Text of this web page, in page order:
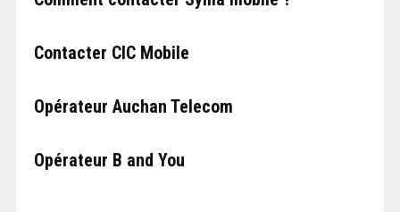
Contacter CIC Mobile
Opérateur Auchan Telecom
Opérateur B and You